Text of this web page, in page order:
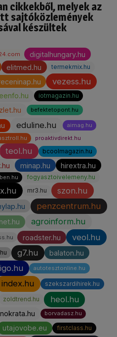
cikkekből, melyek az
sajtóközlemények
készültek
digitalhungary.hu
elitmed.hu termekmix.hu
vezess.hu
iotmagazin.hu
befektetopont.hu
eduline.hu
aimag.hu
proaktivdirekt.hu
teol.hu
bcoolmagazin.hu
minap.hu hirextra.hu
fogyasztoivelemeny.hu
mr3.hu
szon.hu
penzcentrum.hu
agroinform.hu
roadster.hu veol.hu
g7.hu balaton.hu
autotesztonline.hu
index.hu szekszardihirek.hu
zoldtrend.hu heol.hu
borvadasz.hu
utajovobe.eu
firstclass.hu